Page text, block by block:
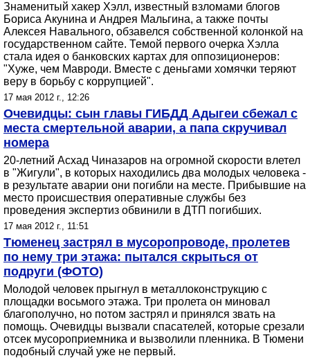
Знаменитый хакер Хэлл, известный взломами блогов
Бориса Акунина и Андрея Мальгина, а также почты
Алексея Навального, обзавелся собственной колонкой на
государственном сайте. Темой первого очерка Хэлла
стала идея о банковских картах для оппозиционеров:
"Хуже, чем Мавроди. Вместе с деньгами хомячки теряют
веру в борьбу с коррупцией".
17 мая 2012 г., 12:26
Очевидцы: сын главы ГИБДД Адыгеи сбежал с
места смертельной аварии, а папа скручивал
номера
20-летний Асхад Чиназаров на огромной скорости влетел
в "Жигули", в которых находились два молодых человека -
в результате аварии они погибли на месте. Прибывшие на
место происшествия оперативные службы без
проведения экспертиз обвинили в ДТП погибших.
17 мая 2012 г., 11:51
Тюменец застрял в мусоропроводе, пролетев
по нему три этажа: пытался скрыться от
подруги (ФОТО)
Молодой человек прыгнул в металлоконструкцию с
площадки восьмого этажа. Три пролета он миновал
благополучно, но потом застрял и принялся звать на
помощь. Очевидцы вызвали спасателей, которые срезали
отсек мусороприемника и вызволили пленника. В Тюмени
подобный случай уже не первый.